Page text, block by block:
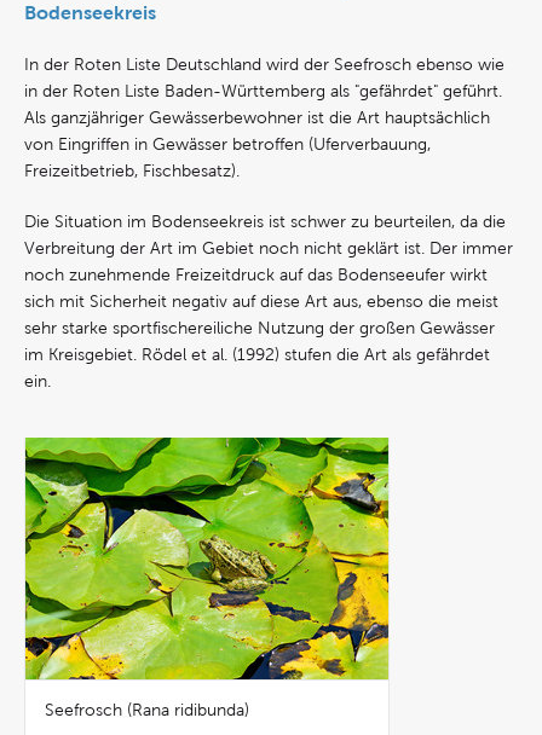
Bodenseekreis
In der Roten Liste Deutschland wird der Seefrosch ebenso wie
in der Roten Liste Baden-Württemberg als "gefährdet" geführt.
Als ganzjähriger Gewässerbewohner ist die Art hauptsächlich
von Eingriffen in Gewässer betroffen (Uferverbauung,
Freizeitbetrieb, Fischbesatz).
Die Situation im Bodenseekreis ist schwer zu beurteilen, da die
Verbreitung der Art im Gebiet noch nicht geklärt ist. Der immer
noch zunehmende Freizeitdruck auf das Bodenseeufer wirkt
sich mit Sicherheit negativ auf diese Art aus, ebenso die meist
sehr starke sportfischereiliche Nutzung der großen Gewässer
im Kreisgebiet. Rödel et al. (1992) stufen die Art als gefährdet
ein.
Seefrosch (Rana ridibunda)